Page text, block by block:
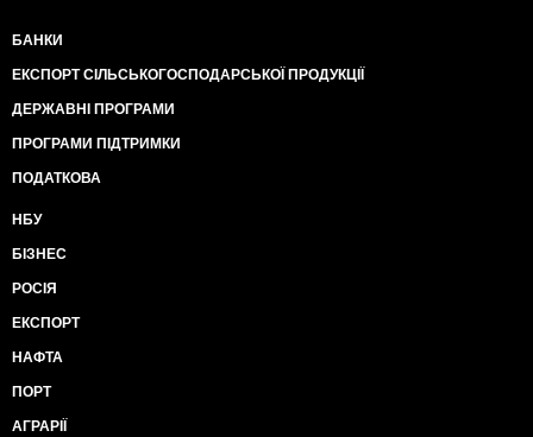
БАНКИ
ЕКСПОРТ СІЛЬСЬКОГОСПОДАРСЬКОЇ ПРОДУКЦІЇ
ДЕРЖАВНІ ПРОГРАМИ
ПРОГРАМИ ПІДТРИМКИ
ПОДАТКОВА
НБУ
БІЗНЕС
РОСІЯ
ЕКСПОРТ
НАФТА
ПОРТ
АГРАРІЇ